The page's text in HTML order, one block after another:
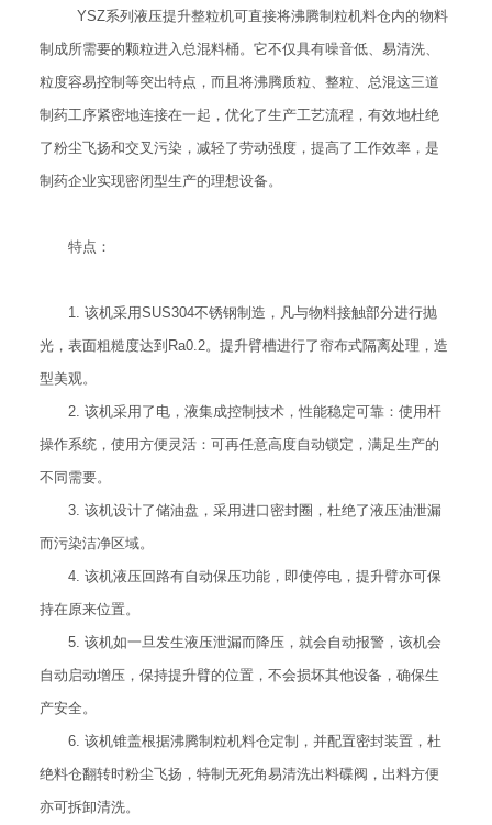
YSZ系列液压提升整粒机可直接将沸腾制粒机料仓内的物料
制成所需要的颗粒进入总混料桶。它不仅具有噪音低、易清洗、
粒度容易控制等突出特点，而且将沸腾质粒、整粒、总混这三道
制药工序紧密地连接在一起，优化了生产工艺流程，有效地杜绝
了粉尘飞扬和交叉污染，减轻了劳动强度，提高了工作效率，是
制药企业实现密闭型生产的理想设备。
特点：
1. 该机采用SUS304不锈钢制造，凡与物料接触部分进行抛
光，表面粗糙度达到Ra0.2。提升臂槽进行了帘布式隔离处理，造
型美观。
2. 该机采用了电，液集成控制技术，性能稳定可靠：使用杆
操作系统，使用方便灵活：可再任意高度自动锁定，满足生产的
不同需要。
3. 该机设计了储油盘，采用进口密封圈，杜绝了液压油泄漏
而污染洁净区域。
4. 该机液压回路有自动保压功能，即使停电，提升臂亦可保
持在原来位置。
5. 该机如一旦发生液压泄漏而降压，就会自动报警，该机会
自动启动增压，保持提升臂的位置，不会损坏其他设备，确保生
产安全。
6. 该机锥盖根据沸腾制粒机料仓定制，并配置密封装置，杜
绝料仓翻转时粉尘飞扬，特制无死角易清洗出料碟阀，出料方便
亦可拆卸清洗。